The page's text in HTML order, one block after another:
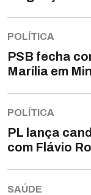
POLÍTICA
PSB fecha
Marília em
POLÍTICA
PL lança
com Flávio
SAÚDE